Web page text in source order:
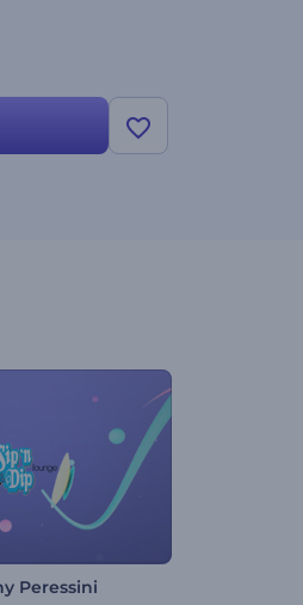
Peressini